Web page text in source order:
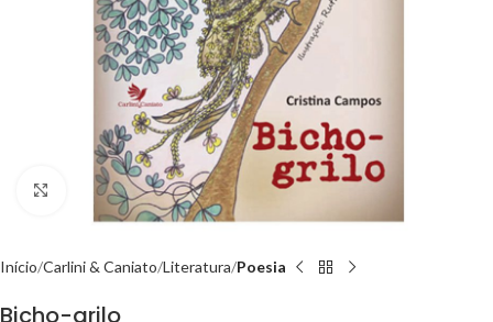
Clique para ampliar
Início Carlini & Caniato Literatura Poesia
Bicho-grilo